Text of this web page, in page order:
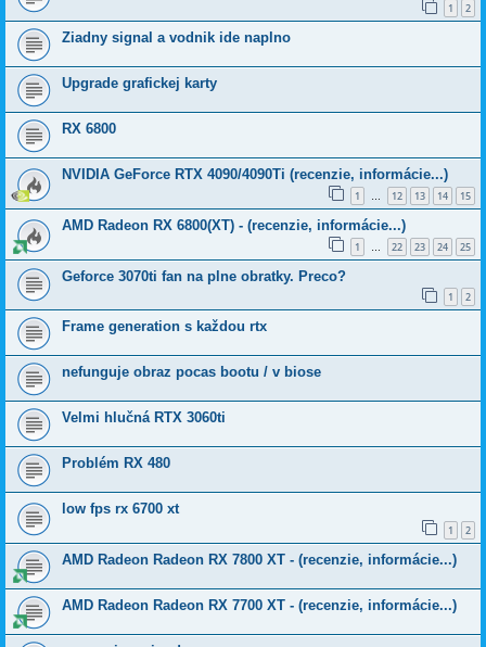
1 2
Ziadny signal a vodnik ide naplno
Upgrade grafickej karty
RX 6800
NVIDIA GeForce RTX 4090/4090Ti (recenzie, informácie...)
1 … 12 13 14 15
AMD Radeon RX 6800(XT) - (recenzie, informácie...)
1 … 22 23 24 25
Geforce 3070ti fan na plne obratky. Preco?
1 2
Frame generation s každou rtx
nefunguje obraz pocas bootu / v biose
Velmi hlučná RTX 3060ti
Problém RX 480
low fps rx 6700 xt
1 2
AMD Radeon Radeon RX 7800 XT - (recenzie, informácie...)
AMD Radeon Radeon RX 7700 XT - (recenzie, informácie...)